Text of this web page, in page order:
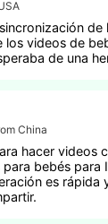
de
los videos de
de una
China
hacer videos
bebés para
es rápida